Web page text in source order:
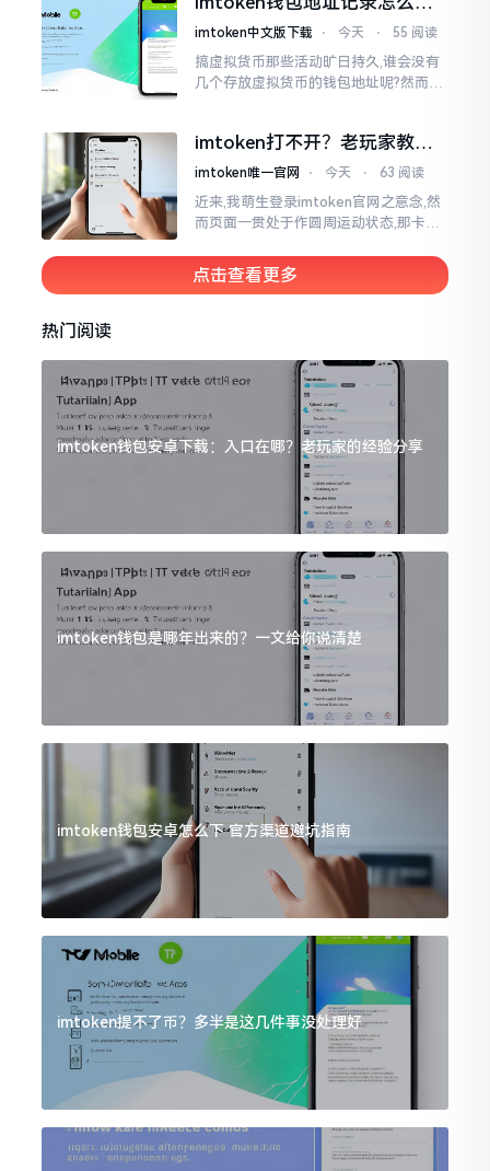
一块儿
删？手把手教你清干净
imtoken中文版下载 ⋅ 今天 ⋅ 55 阅读
搞虚拟货币那些活动旷日持久,谁会没有
几个存放虚拟货币的钱包地址呢?然而某
钱包
imtoken打不开？老玩家教你
几招
imtoken唯一官网 ⋅ 今天 ⋅ 63 阅读
近来,我萌生登录imtoken官网之意念,然
而页面一贯处于作圆周运动状态,那卡顿
络中断,遂换一WiFi再度尝试,却仍无法成
功登录。
点击查看更多
热门阅读
imtoken钱包安卓下载：入口在哪？老玩家的经验分享
imtoken钱包是哪年出来的？一文给你说清楚
imtoken钱包安卓怎么下 官方渠道避坑指南
imtoken提不了币？多半是这几件事没处理好